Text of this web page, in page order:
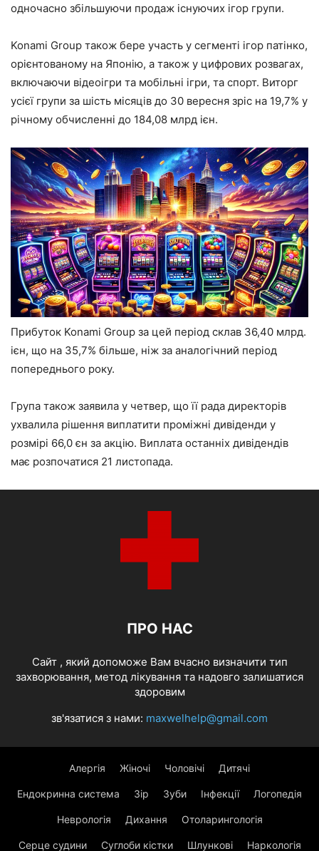
одночасно збільшуючи продаж існуючих ігор групи.
Konami Group також бере участь у сегменті ігор патінко,
орієнтованому на Японію, а також у цифрових розвагах,
включаючи відеоігри та мобільні ігри, та спорт. Виторг
усієї групи за шість місяців до 30 вересня зріс на 19,7% у
річному обчисленні до 184,08 млрд ієн.
Прибуток Konami Group за цей період склав 36,40 млрд.
ієн, що на 35,7% більше, ніж за аналогічний період
попереднього року.
Група також заявила у четвер, що її рада директорів
ухвалила рішення виплатити проміжні дивіденди у
розмірі 66,0 єн за акцію. Виплата останніх дивідендів
має розпочатися 21 листопада.
ПРО НАС
Cайт , який допоможе Вам вчасно визначити тип
захворювання, метод лікування та надовго залишатися
здоровим
зв'язатися з нами: maxwelhelp@gmail.com
Алергія Жіночі Чоловічі Дитячі
Ендокринна система Зір Зуби Інфекції Логопедія
Неврологія Дихання Отоларингологія
Серце судини Суглоби кістки Шлункові Наркологія